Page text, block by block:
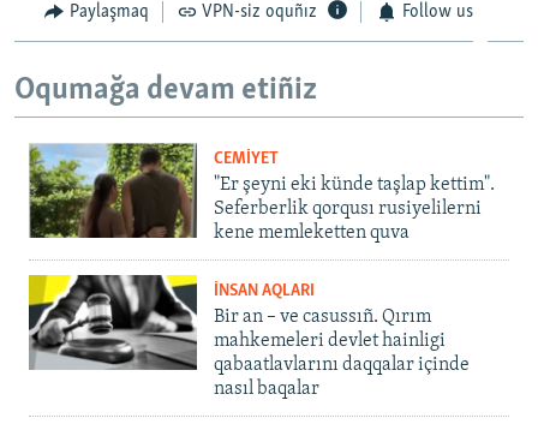
Paylaşmaq VPN-siz oquñız Follow us
Oqumağa devam etiñiz
CEMİYET
"Er şeyni eki künde taşlap kettim".
Seferberlik qorqusı rusiyelilerni
kene memleketten quva
İNSAN AQLARI
Bir an – ve casussıñ. Qırım
mahkemeleri devlet hainligi
qabaatlavlarını daqqalar içinde
nasıl baqalar